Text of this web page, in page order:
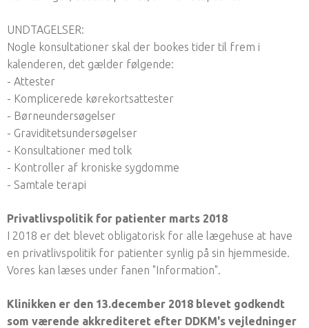
UNDTAGELSER:
Nogle konsultationer skal der bookes tider til frem i
kalenderen, det gælder følgende:
- Attester
- Komplicerede kørekortsattester
- Børneundersøgelser
- Graviditetsundersøgelser
- Konsultationer med tolk
- Kontroller af kroniske sygdomme
- Samtale terapi
Privatlivspolitik for patienter marts 2018
I 2018 er det blevet obligatorisk for alle lægehuse at have
en privatlivspolitik for patienter synlig på sin hjemmeside.
Vores kan læses under fanen "Information".
Klinikken er den 13.december 2018 blevet godkendt
som værende akkrediteret efter DDKM's vejledninger